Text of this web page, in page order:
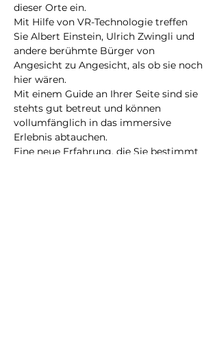
dieser Orte ein.
Mit Hilfe von VR-Technologie treffen
Sie Albert Einstein, Ulrich Zwingli und
andere berühmte Bürger von
Angesicht zu Angesicht, als ob sie noch
hier wären.
Mit einem Guide an Ihrer Seite sind sie
stehts gut betreut und können
vollumfänglich in das immersive
Erlebnis abtauchen.
Eine neue Erfahrung, die Sie bestimmt